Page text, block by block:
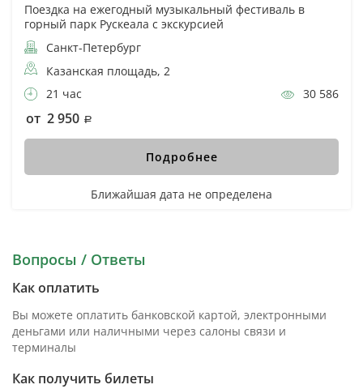
Поездка на ежегодный музыкальный фестиваль в
горный парк Рускеала с экскурсией
Санкт-Петербург
Казанская площадь, 2
21 час
30 586
от 2 950
Подробнее
Ближайшая дата не определена
Вопросы / Ответы
Как оплатить
Вы можете оплатить банковской картой, электронными
деньгами или наличными через салоны связи и
терминалы
Как получить билеты